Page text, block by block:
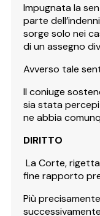
Impugnata la
parte
sorge solo nei
di un assegno
Avverso tale
Il coniuge
sia stata
ne abbia
DIRITTO
La Corte,
fine rapporto
Più